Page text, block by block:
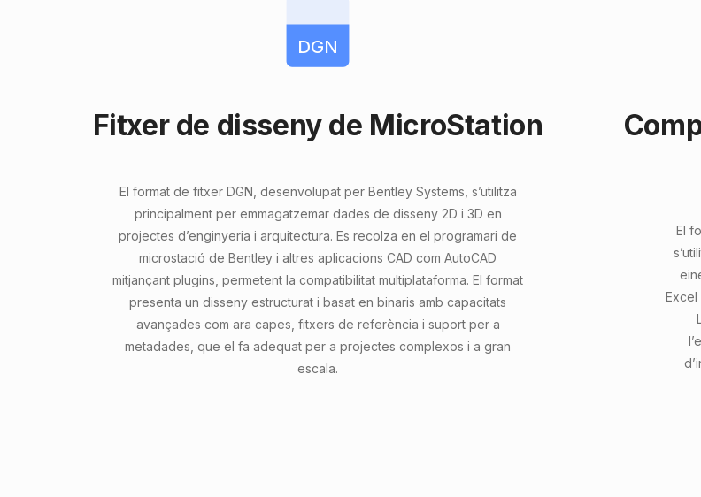
DGN
Fitxer de disseny de MicroStation
El format de fitxer DGN, desenvolupat per Bentley Systems, s’utilitza
principalment per emmagatzemar dades de disseny 2D i 3D en
projectes d’enginyeria i arquitectura. Es recolza en el programari de
microstació de Bentley i altres aplicacions CAD com AutoCAD
mitjançant plugins, permetent la compatibilitat multiplataforma. El format
presenta un disseny estructurat i basat en binaris amb capacitats
avançades com ara capes, fitxers de referència i suport per a
metadades, que el fa adequat per a projectes complexos i a gran
escala.
El
Excel